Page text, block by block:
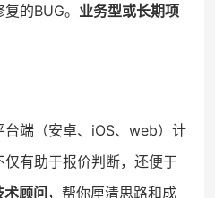
的BUG。 业务型或长期项
端（安卓、iOS、web）计
仅有助于报价判断，还便于
术顾问，帮你厘清思路和成